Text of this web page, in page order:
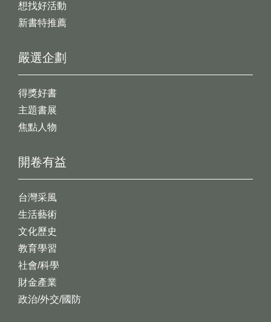
想找好活動
新書特推薦
開卷有益
台灣采風
生活藝術
文化歷史
教育學習
社會/科學
財金產業
政治/外交/國防
嚴選企劃
得獎好書
主題書展
焦點人物